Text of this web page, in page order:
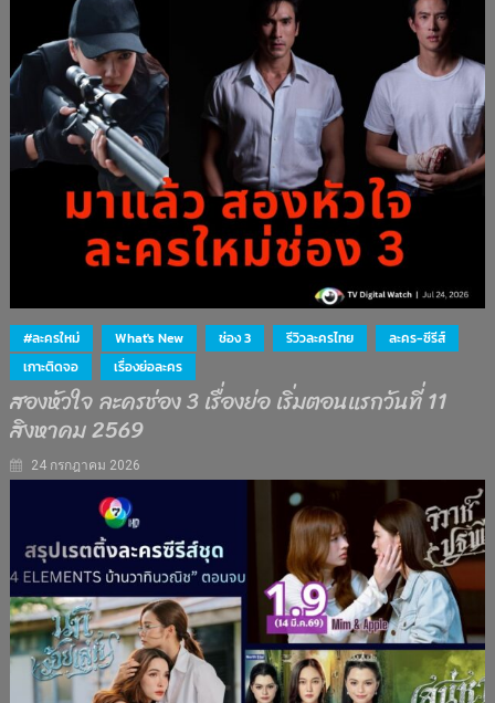
#ละครใหม่ What's New ช่อง 3 รีวิวละครไทย
ละคร-ซีรีส์
เกาะติดจอ
เรื่องย่อละคร
สองหัวใจ ละครช่อง 3 เรื่องย่อ เริ่มตอนแรกวันที่ 11
สิงหาคม 2569
24 กรกฎาคม 2026